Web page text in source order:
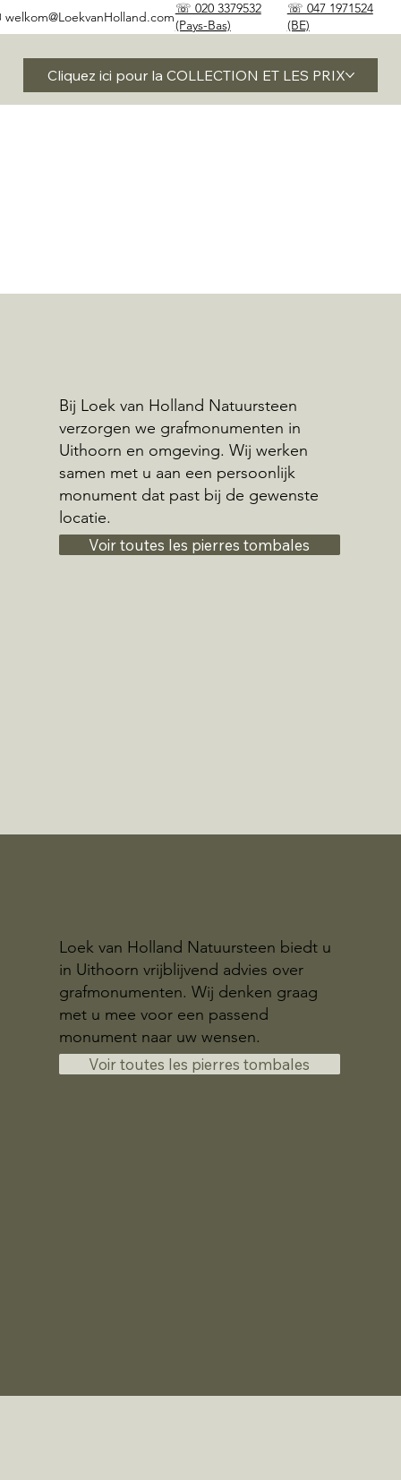
☏ 020 3379532
(Pays-Bas)
☏ 047 1971524
(BE)
welkom@LoekvanHolland.com
Cliquez ici pour la COLLECTION ET LES PRIX
Bij Loek van Holland Natuursteen
verzorgen we grafmonumenten in
Uithoorn en omgeving. Wij werken
samen met u aan een persoonlijk
monument dat past bij de gewenste
locatie.
Voir toutes les pierres tombales
Loek van Holland Natuursteen biedt u
in Uithoorn vrijblijvend advies over
grafmonumenten. Wij denken graag
met u mee voor een passend
monument naar uw wensen.
Voir toutes les pierres tombales